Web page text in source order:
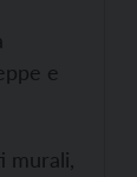
e
murali,